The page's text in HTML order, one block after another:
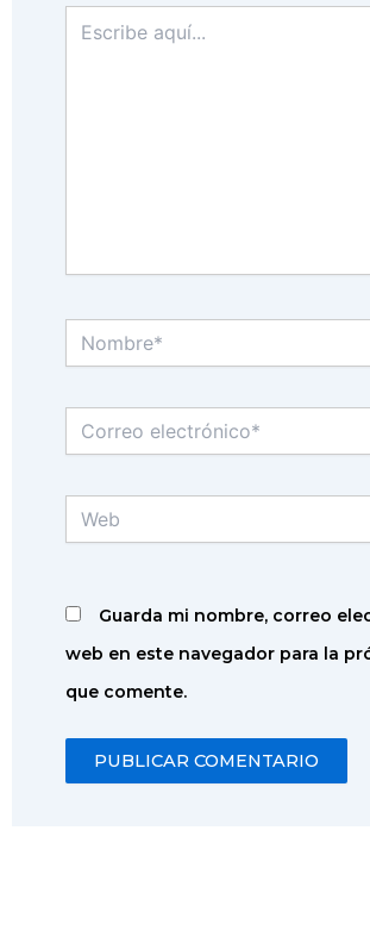
Escribe
aquí...
Nombre*
Correo
electrónico*
Web
Guarda mi nombre, correo
web en este navegador para la
que comente.